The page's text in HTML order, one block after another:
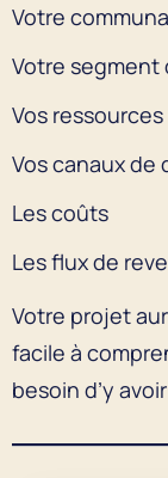
Votre
Votre segment
Vos
Vos canaux de
Les coûts
Les flux de
Votre projet
facile à
besoin d’y